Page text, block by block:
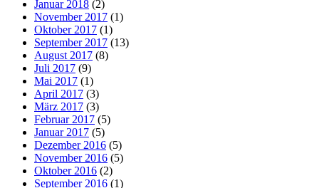
Januar 2018 (2)
November 2017 (1)
Oktober 2017 (1)
September 2017 (13)
August 2017 (8)
Juli 2017 (9)
Mai 2017 (1)
April 2017 (3)
März 2017 (3)
Februar 2017 (5)
Januar 2017 (5)
Dezember 2016 (5)
November 2016 (5)
Oktober 2016 (2)
September 2016 (1)